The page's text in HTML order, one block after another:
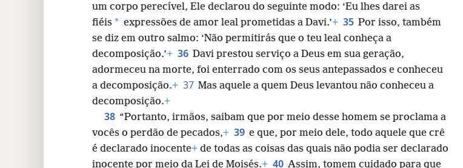
um corpo perecível, Ele declarou do seguinte modo: ‘Eu lhes darei as
fiéis * expressões de amor leal prometidas a Davi.’+ 35 Por isso, também
se diz em outro salmo: ‘Não permitirás que o teu leal conheça a
decomposição.’+ 36 Davi prestou serviço a Deus em sua geração,
adormeceu na morte, foi enterrado com os seus antepassados e conheceu
a decomposição.+ 37 Mas aquele a quem Deus levantou não conheceu a
decomposição.+
38 “Portanto, irmãos, saibam que por meio desse homem se proclama a
vocês o perdão de pecados,+ 39 e que, por meio dele, todo aquele que crê
é declarado inocente+ de todas as coisas das quais não podia ser declarado
inocente por meio da Lei de Moisés.+ 40 Assim, tomem cuidado para que